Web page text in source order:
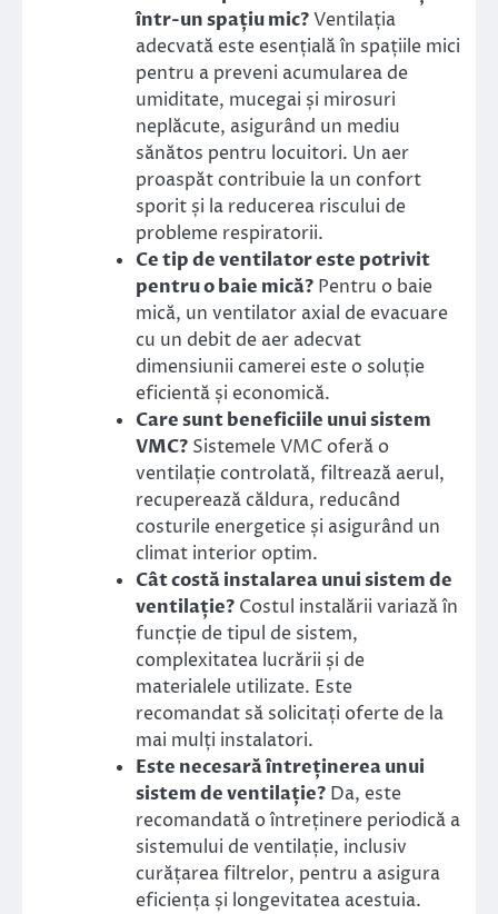
într-un spațiu mic?Ventilația
adecvată este esențială în spațiile mici
pentru a preveni acumularea de
umiditate, mucegai și mirosuri
neplăcute, asigurând un mediu
sănătos pentru locuitori. Un aer
proaspăt contribuie la un confort
sporit și la reducerea riscului de
probleme respiratorii.
Ce tip de ventilator este potrivit
pentru o baie mică? Pentru o baie
mică, un ventilator axial de evacuare
cu un debit de aer adecvat
dimensiunii camerei este o soluție
eficientă și economică.
Care sunt beneficiile unui sistem
VMC? Sistemele VMC oferă o
ventilație controlată, filtrează aerul,
recuperează căldura, reducând
costurile energetice și asigurând un
climat interior optim.
Cât costă instalarea unui sistem de
ventilație? Costul instalării variază în
funcție de tipul de sistem,
complexitatea lucrării și de
materialele utilizate. Este
recomandat să solicitați oferte de la
mai mulți instalatori.
Este necesară întreținerea unui
sistem de ventilație? Da, este
recomandată o întreținere periodică a
sistemului de ventilație, inclusiv
curățarea filtrelor, pentru a asigura
eficiența și longevitatea acestuia.